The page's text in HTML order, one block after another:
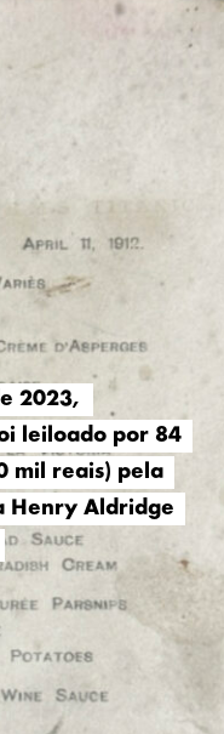
2023,
leiloado por 84
mil reais) pela
Henry Aldridge
2023,
leiloado por 84
mil reais) pela
Henry Aldridge